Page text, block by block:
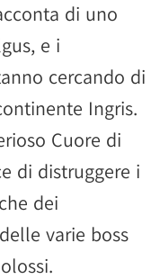
di uno
e i
cercando di
Ingris.
Cuore di
di distruggere i
dei
varie boss